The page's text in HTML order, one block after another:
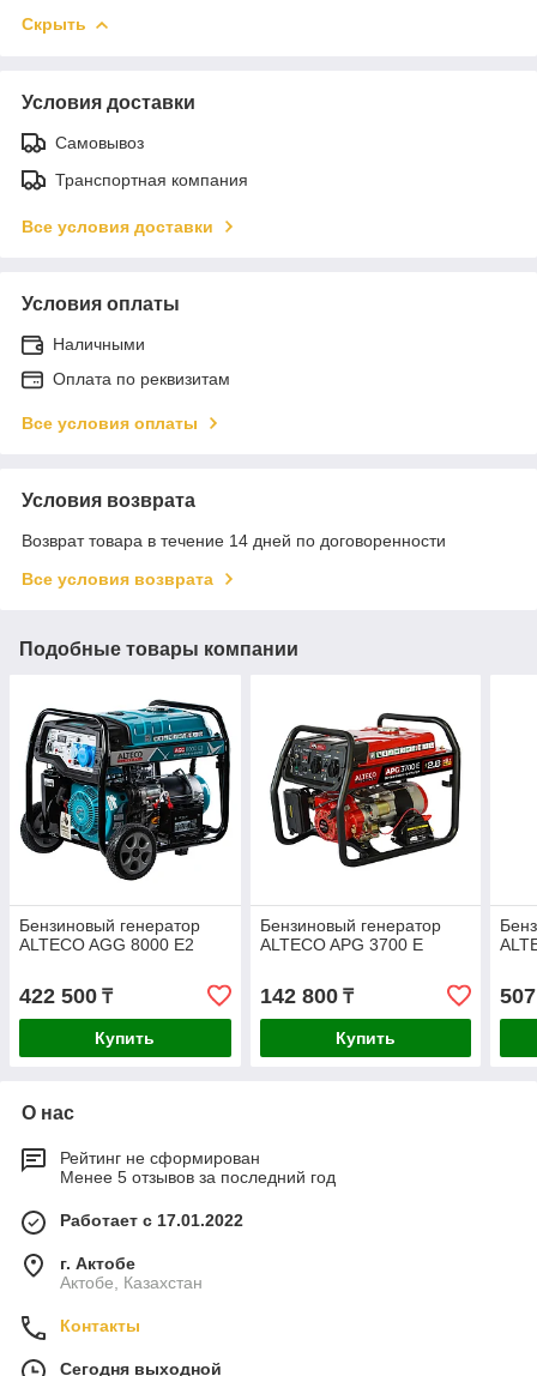
Скрыть
Условия доставки
Самовывоз
Транспортная компания
Все условия доставки
Условия оплаты
Наличными
Оплата по реквизитам
Все условия оплаты
Условия возврата
Возврат товара в течение 14 дней по договоренности
Все условия возврата
Подобные товары компании
Бензиновый генератор
ALTECO AGG 8000 E2
422 500 ₸
Купить
Бензиновый генератор
ALTECO APG 3700 E
142 800₸
Купить
О нас
Рейтинг не сформирован
Менее 5 отзывов за последний год
Работает с 17.01.2022
г. Актобе
Актобе, Казахстан
Контакты
Сегодня выходной